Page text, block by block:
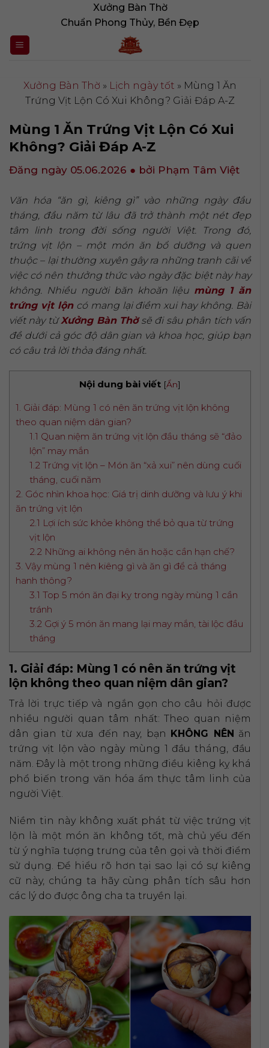
nội
dung
Xưởng Bàn Thờ
Chuẩn Phong Thủy, Bền Đẹp
Xưởng Bàn Thờ » Lịch ngày tốt » Mùng 1 Ăn
Trứng Vịt Lộn Có Xui Không? Giải Đáp A-Z
Mùng 1 Ăn Trứng Vịt Lộn Có Xui
Không? Giải Đáp A-Z
Đăng ngày 05.06.2026 ● bởi Phạm Tâm Việt
Văn hóa “ăn gì, kiêng gì” vào những ngày đầu
tháng, đầu năm từ lâu đã trở thành một nét đẹp
tâm linh trong đời sống người Việt. Trong đó,
trứng vịt lộn – một món ăn bổ dưỡng và quen
thuộc – lại thường xuyên gây ra những tranh cãi về
việc có nên thưởng thức vào ngày đặc biệt này hay
không. Nhiều người băn khoăn liệu mùng 1 ăn
trứng vịt lộncó mang lại điềm xui hay không. Bài
viết này từXưởng Bàn Thờsẽ đi sâu phân tích vấn
đề dưới cả góc độ dân gian và khoa học, giúp bạn
có câu trả lời thỏa đáng nhất.
Nội dung bài viết [Ẩn]
1. Giải đáp: Mùng 1 có nên ăn trứng vịt lộn không
theo quan niệm dân gian?
1.1 Quan niệm ăn trứng vịt lộn đầu tháng sẽ “đảo
lộn” may mắn
1.2 Trứng vịt lộn – Món ăn “xả xui” nên dùng cuối
tháng, cuối năm
2. Góc nhìn khoa học: Giá trị dinh dưỡng và lưu ý khi
ăn trứng vịt lộn
2.1 Lợi ích sức khỏe không thể bỏ qua từ trứng
vịt lộn
2.2 Những ai không nên ăn hoặc cần hạn chế?
3. Vậy mùng 1 nên kiêng gì và ăn gì để cả tháng
hanh thông?
3.1 Top 5 món ăn đại kỵ trong ngày mùng 1 cần
tránh
3.2 Gợi ý 5 món ăn mang lại may mắn, tài lộc đầu
tháng
1. Giải đáp: Mùng 1 có nên ăn trứng vịt
lộn không theo quan niệm dân gian?
Trả lời trực tiếp và ngắn gọn cho câu hỏi được
nhiều người quan tâm nhất: Theo quan niệm
dân gian từ xưa đến nay, bạn KHÔNG NÊN ăn
trứng vịt lộn vào ngày mùng 1 đầu tháng, đầu
năm. Đây là một trong những điều kiêng kỵ khá
phổ biến trong văn hóa ẩm thực tâm linh của
người Việt.
Niềm tin này không xuất phát từ việc trứng vịt
lộn là một món ăn không tốt, mà chủ yếu đến
từ ý nghĩa tượng trưng của tên gọi và thời điểm
sử dụng. Để hiểu rõ hơn tại sao lại có sự kiêng
cữ này, chúng ta hãy cùng phân tích sâu hơn
các lý do được ông cha ta truyền lại.